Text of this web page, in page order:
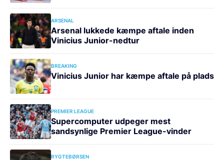
ARSENAL
Arsenal lukkede kæmpe aftale inden
Vinicius Junior-nedtur
BREAKING
Vinicius Junior har kæmpe aftale på plads
PREMIER LEAGUE
Supercomputer udpeger mest
sandsynlige Premier League-vinder
RYGTEBØRSEN